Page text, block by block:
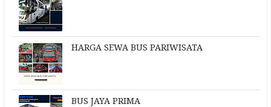
HARGA SEWA BUS PARIWISATA
BUS JAYA PRIMA